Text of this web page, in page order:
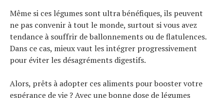
Même si ces légumes sont ultra bénéfiques, ils peuvent
ne pas convenir à tout le monde, surtout si vous avez
tendance à souffrir de ballonnements ou de flatulences.
Dans ce cas, mieux vaut les intégrer progressivement
pour éviter les désagréments digestifs.
Alors, prêts à adopter ces aliments pour booster votre
espérance de vie ? Avec une bonne dose de légumes